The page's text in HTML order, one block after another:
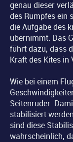
genau dieser
des Rumpfes ein
die Aufgabe des
übernimmt. Das
führt dazu, dass
Kraft des Kites in
Wie bei einem
Seitenruder.
stabilisiert
sind diese
wahrscheinlich,